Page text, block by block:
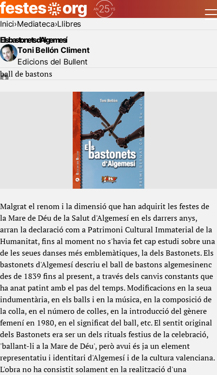
Inici Mediateca Llibres
Els bastonets d'Algemesí
Toni Bellón Climent
Edicions del Bullent
ball de bastons
Malgrat el renom i la dimensió que han adquirit les festes de
la Mare de Déu de la Salut d'Algemesí en els darrers anys,
arran la declaració com a Patrimoni Cultural Immaterial de la
Humanitat, fins al moment no s'havia fet cap estudi sobre una
de les seues danses més emblemàtiques, la dels Bastonets. Els
bastonets d'Algemesí descriu el ball de bastons algemesinenc
des de 1839 fins al present, a través dels canvis constants que
ha anat patint amb el pas del temps. Modificacions en la seua
indumentària, en els balls i en la música, en la composició de
la colla, en el número de colles, en la introducció del gènere
femení en 1980, en el significat del ball, etc. El sentit original
dels Bastonets era ser un dels rituals festius de la celebració,
'ballant-li a la Mare de Déu', però avui és ja un element
representatiu i identitari d'Algemesí i de la cultura valenciana.
L'obra no ha consistit solament en la realització d'una